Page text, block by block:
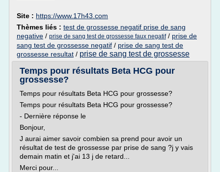
Site : https://www.17h43.com
Thèmes liés : test de grossesse negatif prise de sang
negative / prise de sang test de grossesse faux negatif/ prise de
sang test de grossesse negatif / prise de sang test de
grossesse resultat / prise de sang test de grossesse
Temps pour résultats Beta HCG pour
grossesse?
Temps pour résultats Beta HCG pour grossesse?
Temps pour résultats Beta HCG pour grossesse?
- Dernière réponse le
Bonjour,
J aurai aimer savoir combien sa prend pour avoir un
résultat de test de grossesse par prise de sang ?j y vais
demain matin et j'ai 13 j de retard...
Merci pour...